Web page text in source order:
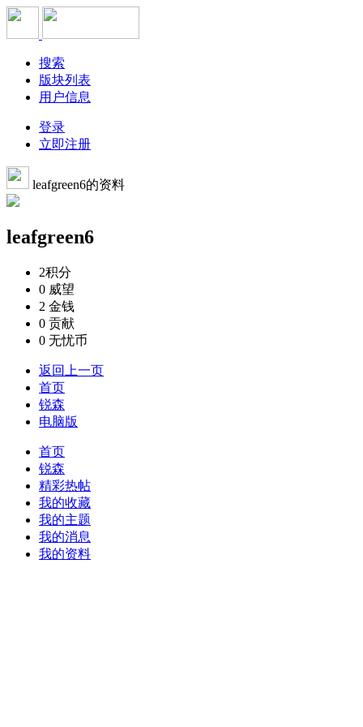
搜索
版块列表
用户信息
登录
立即注册
leafgreen6的资料
leafgreen6
2积分
0 威望
2 金钱
0 贡献
0 无忧币
返回上一页
首页
锐森
电脑版
首页
锐森
精彩热帖
我的收藏
我的主题
我的消息
我的资料